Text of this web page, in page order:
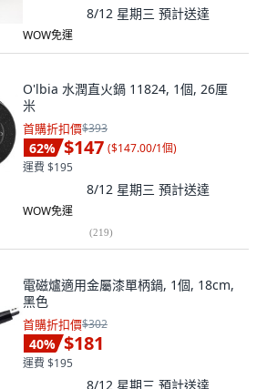
8/12 星期三 預計送達
WOW免運
O'lbia 水潤直火鍋 11824, 1個, 26厘
米
首購折扣價$393
62% $147 ($147.00/1個)
運費 $195
8/12 星期三 預計送達
WOW免運
(219)
電磁爐適用金屬漆單柄鍋, 1個, 18cm,
黑色
首購折扣價$302
40% $181
運費 $195
8/12 星期三 預計送達